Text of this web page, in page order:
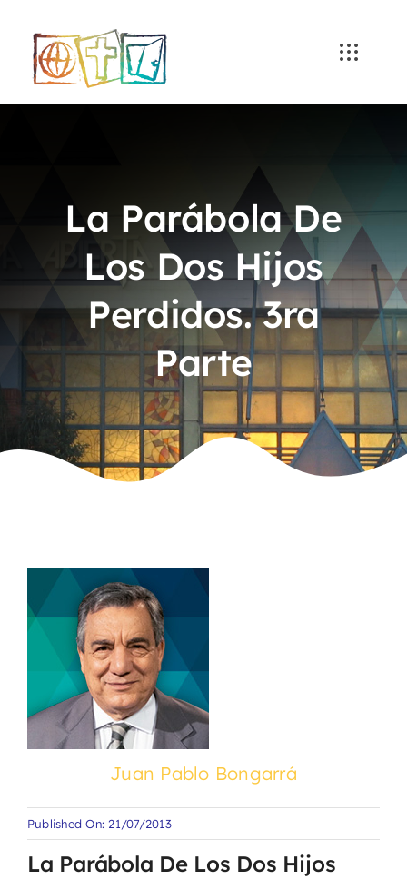
content
La Parábola De
Los Dos Hijos
Perdidos. 3ra
Parte
Juan Pablo Bongarrá
Published On: 21/07/2013
La Parábola De Los Dos Hijos